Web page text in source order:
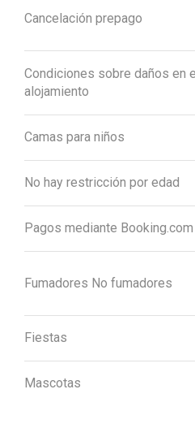
Cancelación prepago
Condiciones sobre daños en
alojamiento
Camas para niños
No hay restricción por edad
Pagos mediante Booking.com
Fumadores No fumadores
Fiestas
Mascotas